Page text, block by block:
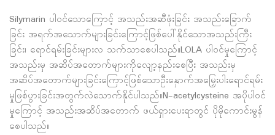
Silymarin ပါဝင်သောကြောင့် အသည်းအဆီဖုံးခြင်း အသည်းခြောက်
ခြင်း အရက်အသောက်များခြင်းကြောင့်ဖြစ်ပေါ်နိုင်သောအသည်းကြီး
ခြင်း၊ ရောင်ရမ်းခြင်းများလ သက်သာစေပါသည်။LOLA ပါဝင်မှုကြောင့်
အသည်းမှ အဆိပ်အတောက်များကိုလျော့နည်းစေပြီး အသည်းမှ
အဆိပ်အတောက်များခြင်းကြောင့်ဖြစ်သောဦးနှောက်အမြှေးပါးရောင်ရမ်း
မှုဖြစ်ပွားခြင်းအတွက်လဲသောက်နိုင်ပါသည်။N-acetylcysteine အပိုပါဝင်
မှုကြောင့် အသည်းအဆိပ်အတောက် ဖယ်ရှားပေးရာတွင် ပိုမိုကောင်းမွန်
စေပါသည်။